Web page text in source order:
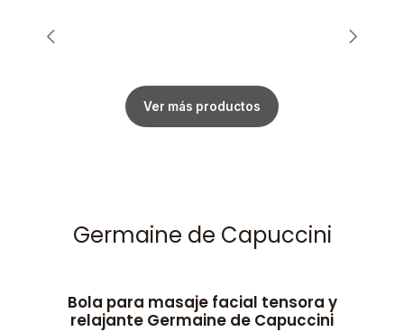
Ver más productos
Germaine de Capuccini
Bola para masaje facial tensora y
relajante Germaine de Capuccini